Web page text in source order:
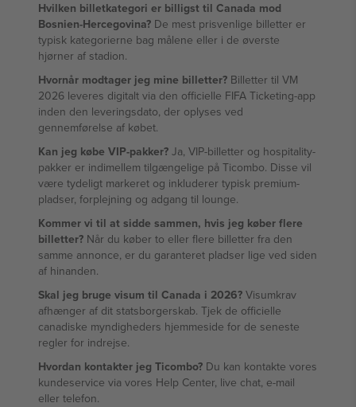
Hvilken billetkategori er billigst til Canada mod
Bosnien-Hercegovina? De mest prisvenlige billetter er
typisk kategorierne bag målene eller i de øverste
hjørner af stadion.
Hvornår modtager jeg mine billetter? Billetter til VM
2026 leveres digitalt via den officielle FIFA Ticketing-app
inden den leveringsdato, der oplyses ved
gennemførelse af købet.
Kan jeg købe VIP-pakker? Ja, VIP-billetter og hospitality-
pakker er indimellem tilgængelige på Ticombo. Disse vil
være tydeligt markeret og inkluderer typisk premium-
pladser, forplejning og adgang til lounge.
Kommer vi til at sidde sammen, hvis jeg køber flere
billetter? Når du køber to eller flere billetter fra den
samme annonce, er du garanteret pladser lige ved siden
af hinanden.
Skal jeg bruge visum til Canada i 2026? Visumkrav
afhænger af dit statsborgerskab. Tjek de officielle
canadiske myndigheders hjemmeside for de seneste
regler for indrejse.
Hvordan kontakter jeg Ticombo? Du kan kontakte vores
kundeservice via vores Help Center, live chat, e-mail
eller telefon.